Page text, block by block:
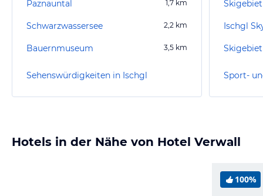
Paznauntal 1,7 km
Schwarzwassersee 2,2 km
Bauernmuseum 3,5 km
Sehenswürdigkeiten in Ischgl
Ischgl
Sport-
Hotels in der Nähe von Hotel Verwall
100%